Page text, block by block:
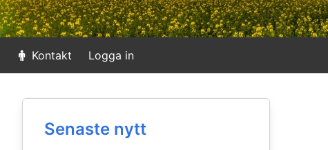
Kontakt Logga in
Senaste nytt